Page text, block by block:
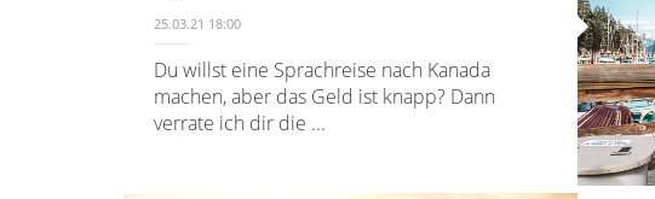
25.03.21 18:00
Du willst eine Sprachreise nach Kanada
machen, aber das Geld ist knapp? Dann
verrate ich dir die ...